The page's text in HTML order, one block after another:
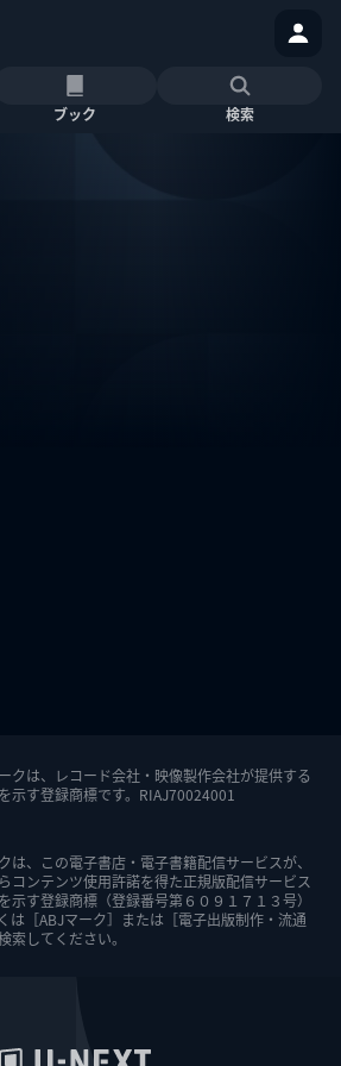
ブック 検索
クは、レコード会社・映像製作会社が提供する
示す登録商標です。RIAJ70024001
は、この電子書店・電子書籍配信サービスが、
コンテンツ使用許諾を得た正規版配信サービス
示す登録商標（登録番号第６０９１７１３号）
は［ABJマーク］または［電子出版制作・流通
索してください。